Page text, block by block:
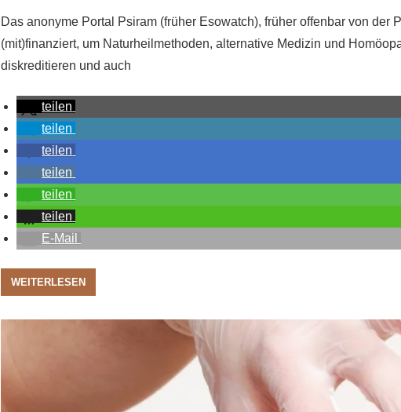
Das anonyme Portal Psiram (früher Esowatch), früher offenbar von der
(mit)finanziert, um Naturheilmethoden, alternative Medizin und
diskreditieren und auch
teilen
teilen
teilen
teilen
teilen
teilen
E-Mail
WEITERLESEN